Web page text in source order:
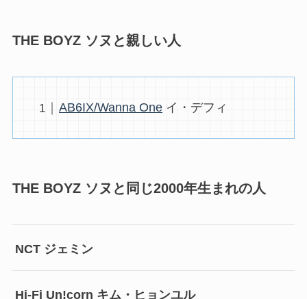
THE BOYZ ソヌと親しい人
AB6IX/Wanna One イ・デフィ
THE BOYZ ソヌと同じ2000年生まれの人
NCT ジェミン
Hi-Fi Un!corn キム・ヒョンユル